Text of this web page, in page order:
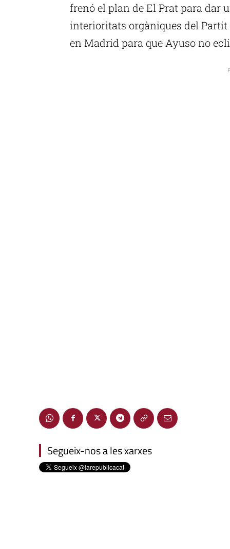
frenó el plan de El Prat para dar
interioritats orgàniques del Partit
en Madrid para que Ayuso no
Segueix-nos a les xarxes